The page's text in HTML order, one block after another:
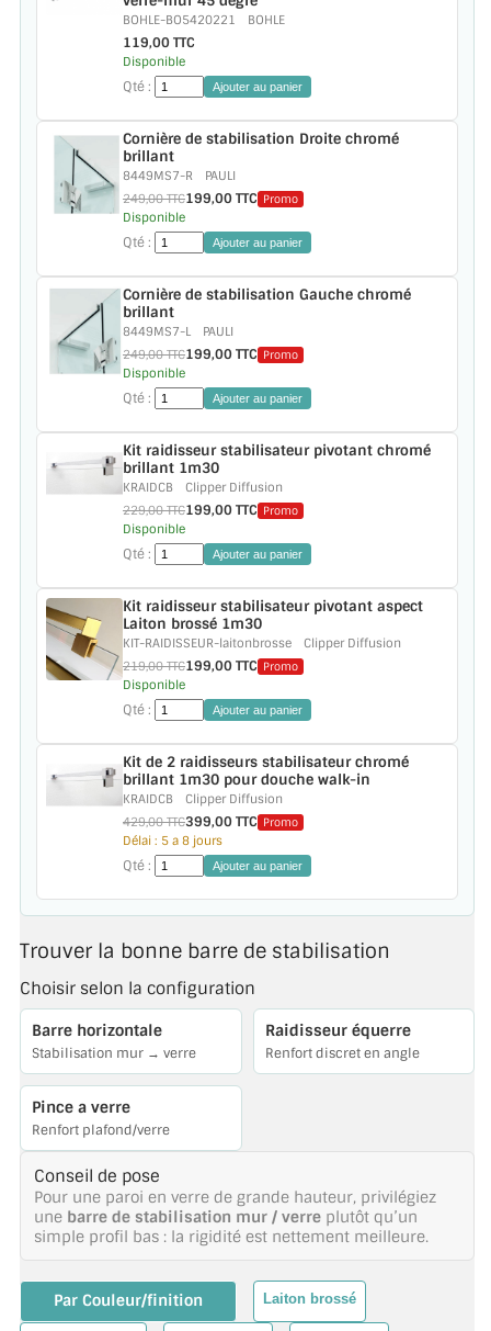
VERRE FEUILLETÉ
VERRE ANTI-REFLET
VERRE LAQUÉ/CRÉDENCE
VERRE FEUILLETÉ/TREMPÉ
DALLE DE SOL EN VERRE
PORTE EN VERRE
GARDE CORPS EN VERRE
VERRIÈRE TYPE ATELIER
VERRES TEXTURÉS
PLEXIGLAS PMMA
DOUBLE VITRAGE
ACCESSOIRES & QUINCAILLERIE
CATALOGUE DE PROFILS ET FIXATION DU
VERRE
LES FIXATIONS POUR MIROIR
LES PROFILS PAROI DE VERRE
VITRINE EN VERRE
CONNECTEURS ET ASSEMBLAGE DE VERRES
PLATS ET CORNIÈRES
LES CHARNIÈRES DE PORTE EN VERRE
BOUTONS ET POIGNÉES
BARRES DE STABILISATION
JOINTS D'ÉTANCHÉITÉS
FIXATION GARDES CORPS
SYSTÈMES PIVOTANTS
SYSTÈMES COULISSANTS
LE CATALOGUE ACCESSOIRES
ACCESSOIRES EN PROMOTIONS
BOHLE-BO5420221 BOHLE
119,00 TTC
Disponible
Qté : Ajouter au panier
Cornière de stabilisation Droite chromé
brillant
8449MS7-R
PAULI
249,00 TTC199,00 TTC Promo
Disponible
Qté : Ajouter au panier
Cornière de stabilisation Gauche chromé
brillant
8449MS7-L
PAULI
249,00 TTC199,00 TTC Promo
Disponible
Qté : Ajouter au panier
Kit raidisseur stabilisateur pivotant chromé
brillant 1m30
KRAIDCB
Clipper Diffusion
229,00 TTC199,00 TTC Promo
Disponible
Qté : Ajouter au panier
Kit raidisseur stabilisateur pivotant aspect
Laiton brossé 1m30
KIT-RAIDISSEUR-laitonbrosse
Clipper Diffusion
219,00 TTC199,00 TTC Promo
Disponible
Qté : Ajouter au panier
Kit de 2 raidisseurs stabilisateur chromé
brillant 1m30 pour douche walk-in
KRAIDCB
Clipper Diffusion
429,00 TTC399,00 TTC Promo
Délai : 5 a 8 jours
Qté : Ajouter au panier
Trouver la bonne barre de stabilisation
Choisir selon la configuration
Barre horizontale
Stabilisation mur → verre
Raidisseur équerre
Renfort discret en angle
Pince a verre
Renfort plafond/verre
Conseil de pose
Pour une paroi en verre de grande hauteur, privilégiez
une barre de stabilisation mur / verre plutôt qu’un
simple profil bas : la rigidité est nettement meilleure.
Par Couleur/finition Laiton brossé